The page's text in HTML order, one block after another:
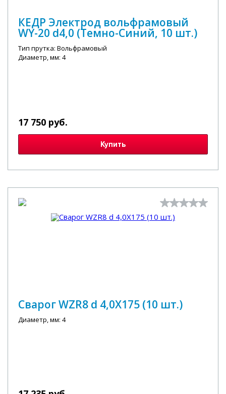
КЕДР Электрод вольфрамовый
WY-20 d4,0 (Темно-Синий, 10 шт.)
Тип прутка: Вольфрамовый
Диаметр, мм: 4
17 750 руб.
Купить
Сварог WZR8 d 4,0X175 (10 шт.)
Диаметр, мм: 4